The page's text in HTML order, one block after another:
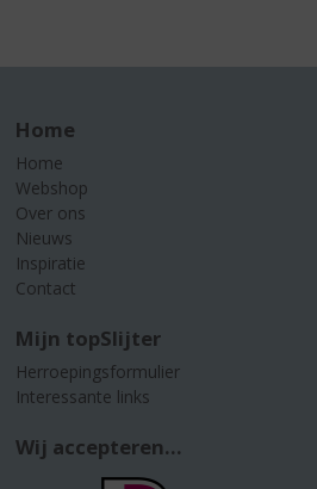
Home
Home
Webshop
Over ons
Nieuws
Inspiratie
Contact
Mijn topSlijter
Herroepingsformulier
Interessante links
Wij accepteren...